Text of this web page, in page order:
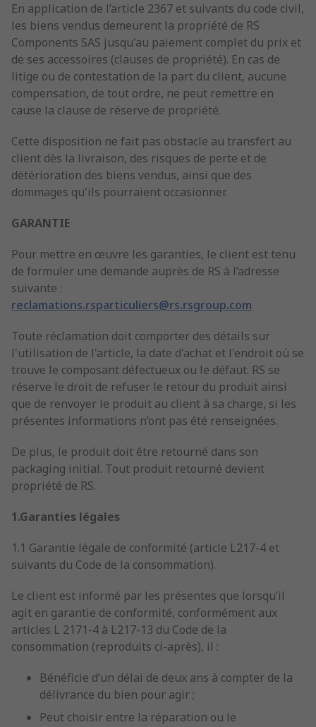
En application de l’article 2367 et suivants du code civil,
les biens vendus demeurent la propriété de RS
Components SAS jusqu'au paiement complet du prix et
de ses accessoires (clauses de propriété). En cas de
litige ou de contestation de la part du client, aucune
compensation, de tout ordre, ne peut remettre en
cause la clause de réserve de propriété.
Cette disposition ne fait pas obstacle au transfert au
client dès la livraison, des risques de perte et de
détérioration des biens vendus, ainsi que des
dommages qu'ils pourraient occasionner.
GARANTIE
Pour mettre en œuvre les garanties, le client est tenu
de formuler une demande auprès de RS à l’adresse
suivante :
reclamations.rsparticuliers@rs.rsgroup.com
Toute réclamation doit comporter des détails sur
l'utilisation de l'article, la date d'achat et l'endroit où se
trouve le composant défectueux ou le défaut. RS se
réserve le droit de refuser le retour du produit ainsi
que de renvoyer le produit au client à sa charge, si les
présentes informations n’ont pas été renseignées.
De plus, le produit doit être retourné dans son
packaging initial. Tout produit retourné devient
propriété de RS.
1.Garanties légales
1.1 Garantie légale de conformité (article L217-4 et
suivants du Code de la consommation).
Le client est informé par les présentes que lorsqu’il
agit en garantie de conformité, conformément aux
articles L 2171-4 à L217-13 du Code de la
consommation (reproduits ci-après), il :
Bénéficie d’un délai de deux ans à compter de la
délivrance du bien pour agir ;
Peut choisir entre la réparation ou le